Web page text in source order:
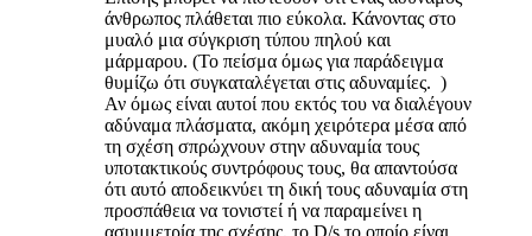
άνθρωπος πλάθεται πιο εύκολα. Κάνοντας στο
μυαλό μια σύγκριση τύπου πηλού και
μάρμαρου. (Το πείσμα όμως για παράδειγμα
θυμίζω ότι συγκαταλέγεται στις αδυναμίες. )
Αν όμως είναι αυτοί που εκτός του να διαλέγουν
αδύναμα πλάσματα, ακόμη χειρότερα μέσα από
τη σχέση σπρώχνουν στην αδυναμία τους
υποτακτικούς συντρόφους τους, θα απαντούσα
ότι αυτό αποδεικνύει τη δική τους αδυναμία στη
προσπάθεια να τονιστεί ή να παραμείνει η
ασυμμετρία της σχέσης, το D/s το οποίο είναι